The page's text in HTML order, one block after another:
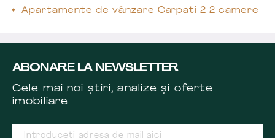
Apartamente de vânzare Carpati 2 2 camere
ABONARE LA NEWSLETTER
Cele mai noi știri, analize și oferte
imobiliare